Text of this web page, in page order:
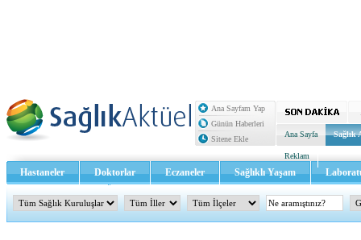
Ana Sayfam Yap
Günün Haberleri
Sitene Ekle
Ana Sayfa Sağlık
Reklam
Hastaneler Doktorlar Eczaneler Sağlıklı Yaşam
Sağlık TV - Video İletişim